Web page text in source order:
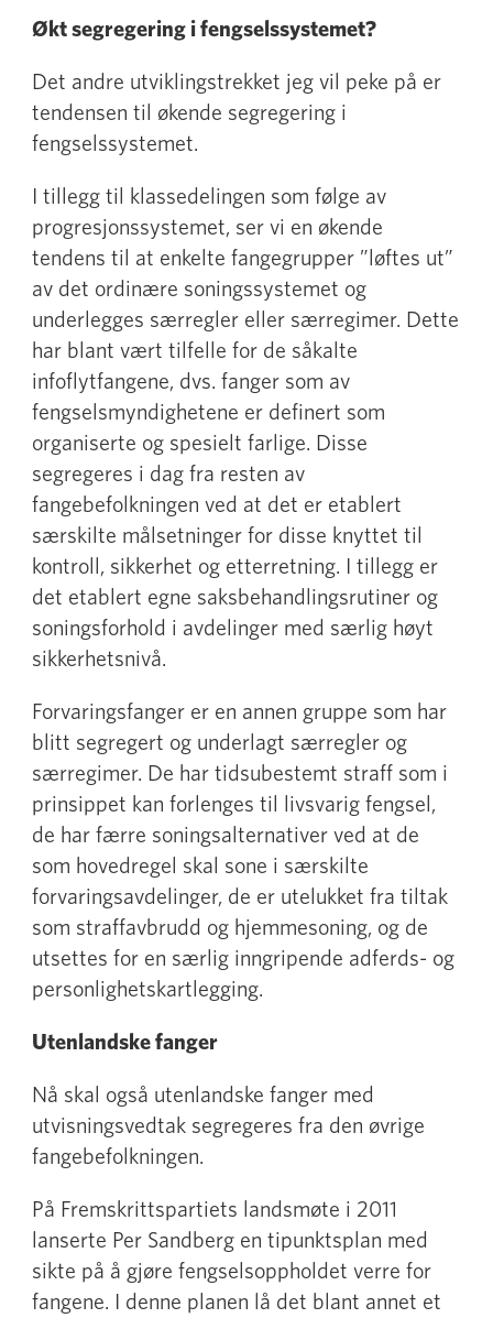
Økt segregering i fengselssystemet?
Det andre utviklingstrekket jeg vil peke på er
tendensen til økende segregering i
fengselssystemet.
I tillegg til klassedelingen som følge av
progresjonssystemet, ser vi en økende
tendens til at enkelte fangegrupper ”løftes ut”
av det ordinære soningssystemet og
underlegges særregler eller særregimer. Dette
har blant vært tilfelle for de såkalte
infoflytfangene, dvs. fanger som av
fengselsmyndighetene er definert som
organiserte og spesielt farlige. Disse
segregeres i dag fra resten av
fangebefolkningen ved at det er etablert
særskilte målsetninger for disse knyttet til
kontroll, sikkerhet og etterretning. I tillegg er
det etablert egne saksbehandlingsrutiner og
soningsforhold i avdelinger med særlig høyt
sikkerhetsnivå.
Forvaringsfanger er en annen gruppe som har
blitt segregert og underlagt særregler og
særregimer. De har tidsubestemt straff som i
prinsippet kan forlenges til livsvarig fengsel,
de har færre soningsalternativer ved at de
som hovedregel skal sone i særskilte
forvaringsavdelinger, de er utelukket fra tiltak
som straffavbrudd og hjemmesoning, og de
utsettes for en særlig inngripende adferds- og
personlighetskartlegging.
Utenlandske fanger
Nå skal også utenlandske fanger med
utvisningsvedtak segregeres fra den øvrige
fangebefolkningen.
På Fremskrittspartiets landsmøte i 2011
lanserte Per Sandberg en tipunktsplan med
sikte på å gjøre fengselsoppholdet verre for
fangene. I denne planen lå det blant annet et